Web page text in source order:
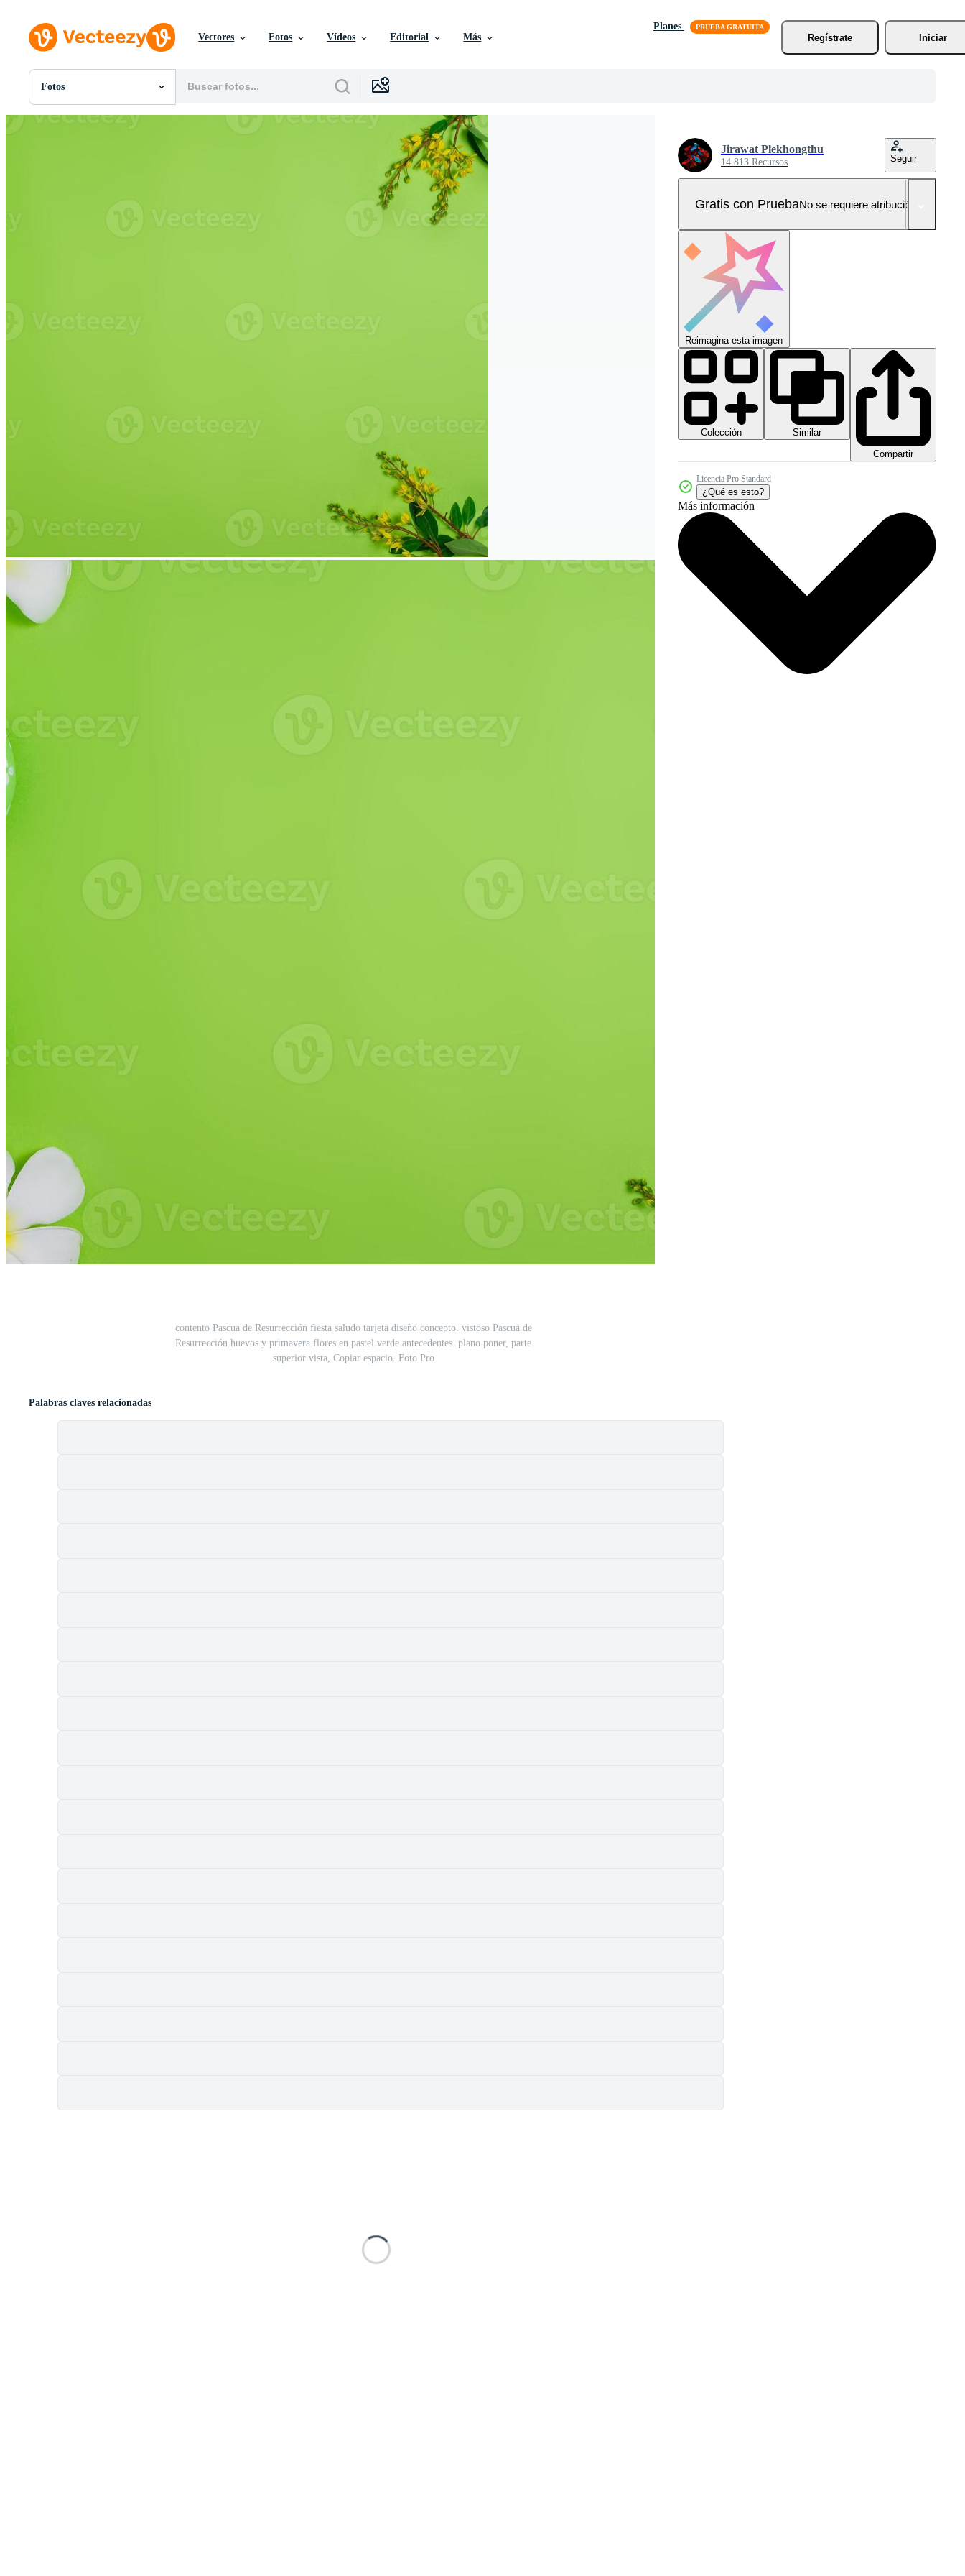
Vectores Fotos Vídeos Editorial Más
Planes
Regístrate
Iniciar
Fotos
Todas Imágenes
Fotos
Gráficos en Movimiento
contento Pascua de Resurrección fiesta saludo tarjeta diseño concepto. vistoso Pascua de
Resurrección huevos y primavera flores en pastel verde antecedentes. plano poner, parte
superior vista, Copiar espacio. Foto Pro
Jirawat Plekhongthu
14.813 Recursos Seguir
Gratis con PruebaNo se requiere atribución!
Reimagina esta imagen
Colección
Similar
Compartir
Licencia Pro Standard
¿Qué es esto?
Más información
Palabras claves relacionadas